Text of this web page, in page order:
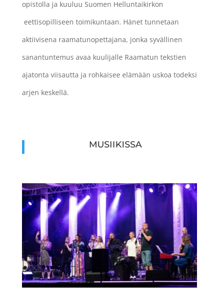
opistolla ja kuuluu Suomen Helluntaikirkon
eettisopilliseen toimikuntaan. Hänet tunnetaan
aktiivisena raamatunopettajana, jonka syvällinen
sanantuntemus avaa kuulijalle Raamatun tekstien
ajatonta viisautta ja rohkaisee elämään uskoa todeksi
arjen keskellä.
MUSIIKISSA